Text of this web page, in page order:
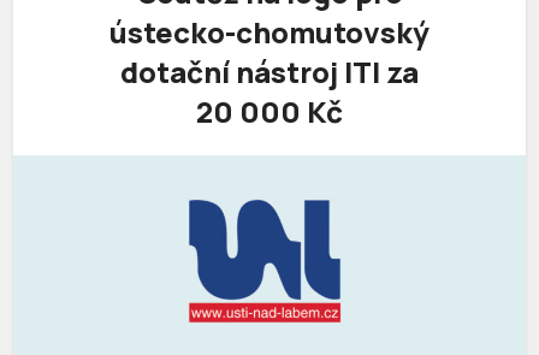
ústecko-chomutovský
dotační nástroj ITI za
20 000 Kč